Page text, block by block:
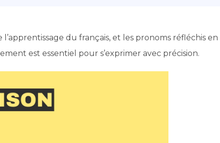
du français, et les pronoms réfléchis en
est essentiel pour s’exprimer avec précision.